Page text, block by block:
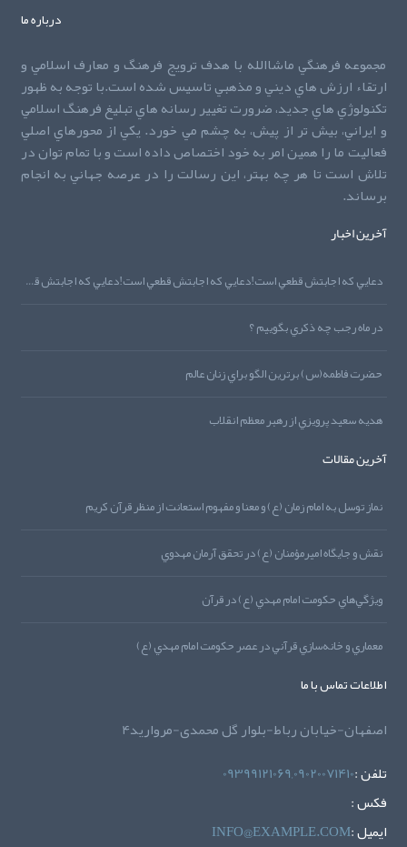
درباره ما
مجموعه فرهنگي ماشاالله با هدف ترويج فرهنگ و معارف اسلامي و
ارتقاء ارزش هاي ديني و مذهبي تاسيس شده است.با توجه به ظهور
تکنولوژي هاي جديد، ضرورت تغيير رسانه هاي تبليغ فرهنگ اسلامي
و ايراني، بيش تر از پيش، به چشم مي خورد. يکي از محورهاي اصلي
فعاليت ما را همين امر به خود اختصاص داده است و با تمام توان در
تلاش است تا هر چه بهتر، اين رسالت را در عرصه جهاني به انجام
برساند.
آخرین اخبار
دعايي که اجابتش قطعي است!دعايي که اجابتش قطعي است!دعايي که اجابتش قطعي است!
در ماه رجب چه ذکري بگوييم ؟
حضرت فاطمه(س) برترين الگو براي زنان عالم
هديه‌‌ سعيد پرويزي از رهبر معظم انقلاب
آخرین مقالات
نماز توسل به امام زمان (ع) و معنا و مفهوم استعانت از منظر قرآن کريم
نقش و جايگاه اميرمؤمنان (ع) در تحقق آرمان مهدوي
ويژگي‌هاي حکومت امام مهدي (ع) در قرآن
معماري و خانه‌سازي قرآني در عصر حکومت امام مهدي (ع)
اطلاعات تماس با ما
اصفهان-خیابان رباط-بلوار گل محمدی-مروارید4
تلفن :09399121069,09020071410
فکس :
ايميل :INFO@EXAMPLE.COM